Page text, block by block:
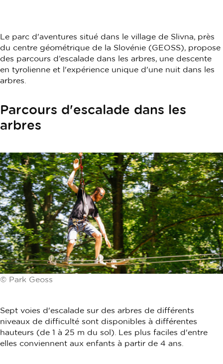
Le parc d'aventures situé dans le village de Slivna, près
du centre géométrique de la Slovénie (GEOSS), propose
des parcours d’escalade dans les arbres, une descente
en tyrolienne et l'expérience unique d'une nuit dans les
arbres.
Parcours d'escalade dans les
arbres
© Park Geoss
Sept voies d'escalade sur des arbres de différents
niveaux de difficulté sont disponibles à différentes
hauteurs (de 1 à 25 m du sol). Les plus faciles d'entre
elles conviennent aux enfants à partir de 4 ans.